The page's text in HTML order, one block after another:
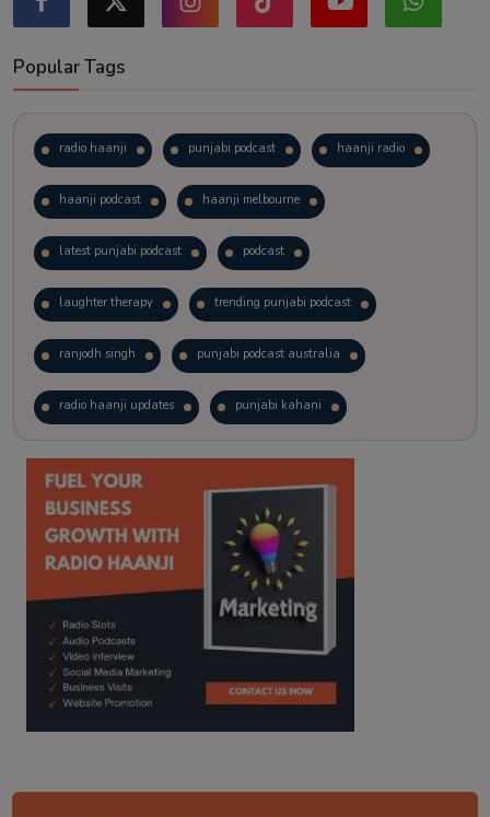
Popular Tags
radio haanji punjabi podcast haanji radio
haanji podcast haanji melbourne
latest punjabi podcast podcast
laughter therapy trending punjabi podcast
ranjodh singh punjabi podcast australia
radio haanji updates punjabi kahani
kitaab kahani punjabi story